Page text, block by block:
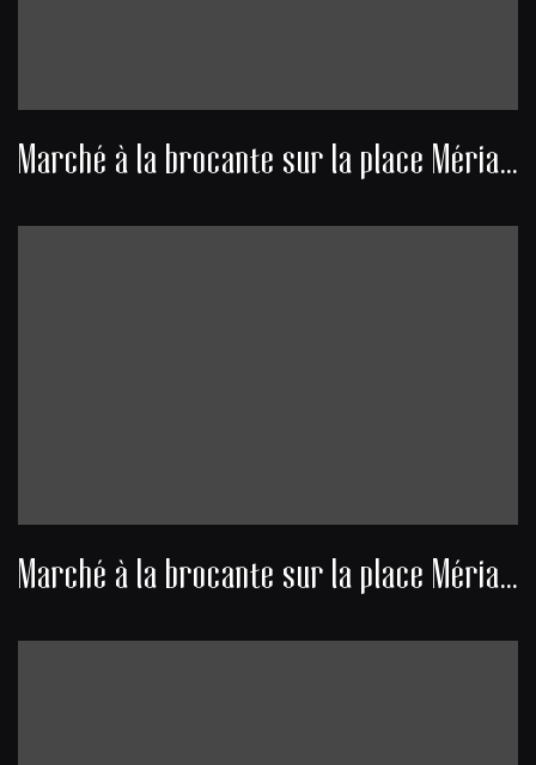
Marché à la brocante sur la place Mériadeck
Marché à la brocante sur la place Mériadeck